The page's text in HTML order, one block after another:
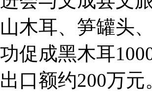
山木耳、笋罐头
功促成黑木耳
出口额约200万元